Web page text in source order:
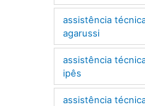
assistência
agarussi
assistência
ipês
assistência